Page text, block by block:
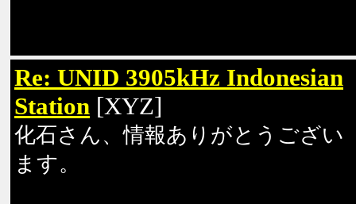
Re: UNID 3905kHz Indonesian
Station [XYZ]
化石さん、情報ありがとうござい
ます。